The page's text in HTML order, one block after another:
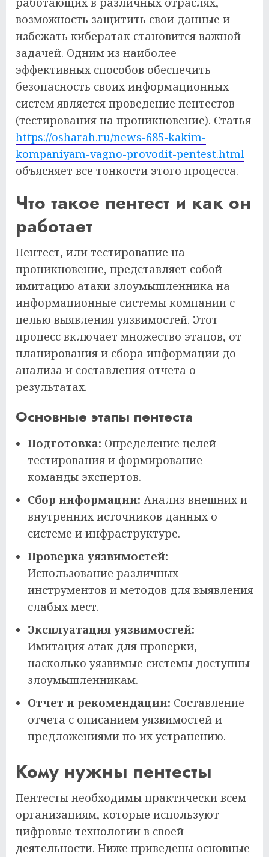
возможность защитить свои данные и
избежать кибератак становится важной
задачей. Одним из наиболее
эффективных способов обеспечить
безопасность своих информационных
систем является проведение пентестов
(тестирования на проникновение). Статья
https://osharah.ru/news-685-kakim-
kompaniyam-vagno-provodit-pentest.html
объясняет все тонкости этого процесса.
Что такое пентест и как он
работает
Пентест, или тестирование на
проникновение, представляет собой
имитацию атаки злоумышленника на
информационные системы компании с
целью выявления уязвимостей. Этот
процесс включает множество этапов, от
планирования и сбора информации до
анализа и составления отчета о
результатах.
Основные этапы пентеста
Подготовка: Определение целей
тестирования и формирование
команды экспертов.
Сбор информации: Анализ внешних и
внутренних источников данных о
системе и инфраструктуре.
Проверка уязвимостей:
Использование различных
инструментов и методов для выявления
слабых мест.
Эксплуатация уязвимостей:
Имитация атак для проверки,
насколько уязвимые системы доступны
злоумышленникам.
Отчет и рекомендации: Составление
отчета с описанием уязвимостей и
предложениями по их устранению.
Кому нужны пентесты
Пентесты необходимы практически всем
организациям, которые используют
цифровые технологии в своей
деятельности. Ниже приведены основные